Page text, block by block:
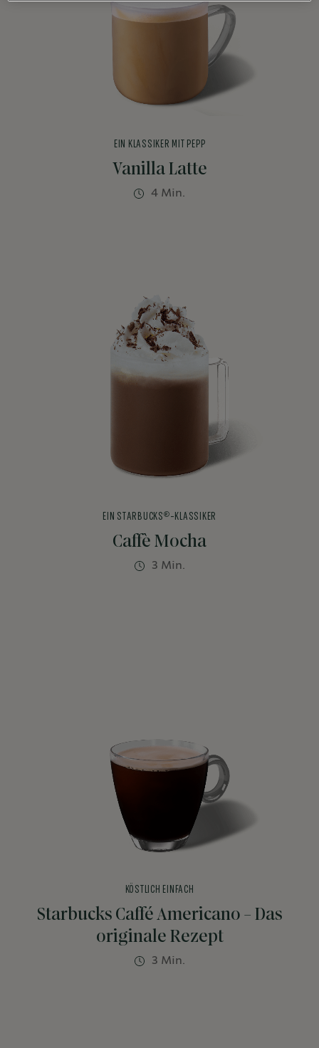
Vanilla Latte
EIN KLASSIKER MIT PEPP
4 Min.
Caffè Mocha
EIN STARBUCKS ® -KLASSIKER
3 Min.
Starbucks Caffé Americano - Das
originale Rezept
KÖSTLICH EINFACH
3 Min.